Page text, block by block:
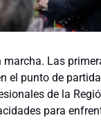
marcha. Las
el punto de
de la
para